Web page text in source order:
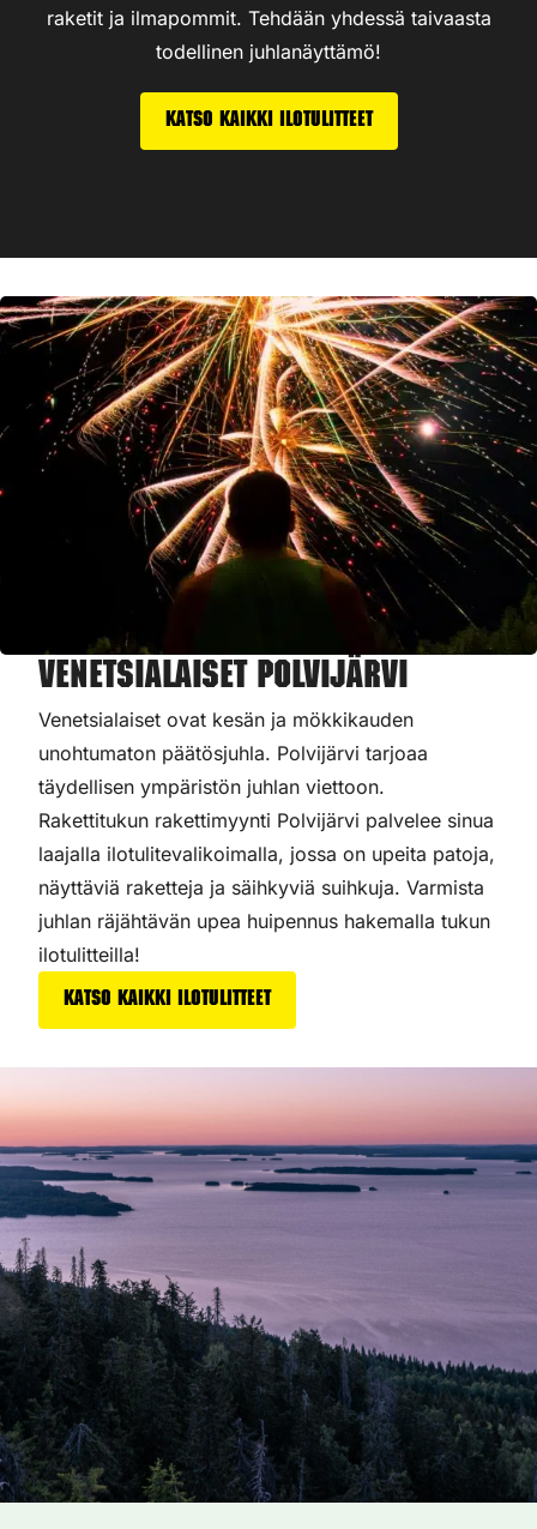
raketit ja ilmapommit. Tehdään yhdessä taivaasta
todellinen juhlanäyttämö!
Katso kaikki ilotulitteet
Venetsialaiset Polvijärvi
Venetsialaiset ovat kesän ja mökkikauden
unohtumaton päätösjuhla. Polvijärvi tarjoaa
täydellisen ympäristön juhlan viettoon.
Rakettitukun rakettimyynti Polvijärvi palvelee sinua
laajalla ilotulitevalikoimalla, jossa on upeita patoja,
näyttäviä raketteja ja säihkyviä suihkuja. Varmista
juhlan räjähtävän upea huipennus hakemalla tukun
ilotulitteilla!
Katso kaikki ilotulitteet